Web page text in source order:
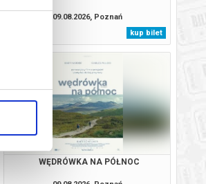
09.08.2026, Poznań
kup bilet
WĘDRÓWKA NA PÓŁNOC